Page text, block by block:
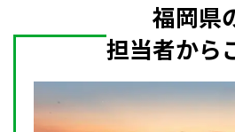
福岡県
担当者から